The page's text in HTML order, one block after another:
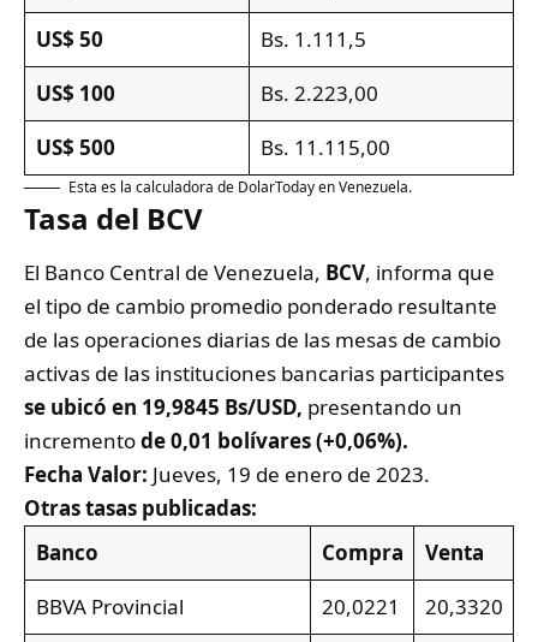
US$ 50
Bs. 1.111,5
US$ 100
Bs. 2.223,00
US$ 500
Bs. 11.115,00
Esta es la calculadora de DolarToday en Venezuela.
Tasa del BCV
El Banco Central de Venezuela, BCV, informa que
el tipo de cambio promedio ponderado resultante
de las operaciones diarias de las mesas de cambio
activas de las instituciones bancarias participantes
se ubicó en 19,9845 Bs/USD, presentando un
incrementode 0,01 bolívares (+0,06%).
Fecha Valor: Jueves, 19 de enero de 2023.
Otras tasas publicadas:
Banco
Compra
Venta
BBVA Provincial
20,0221
20,3320